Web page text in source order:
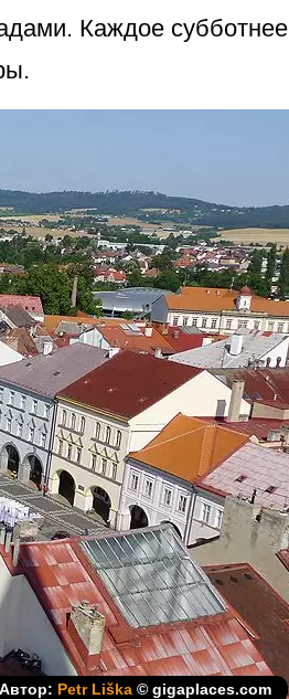
Каждое субботнее
Автор: Petr Liška © gigaplaces.com